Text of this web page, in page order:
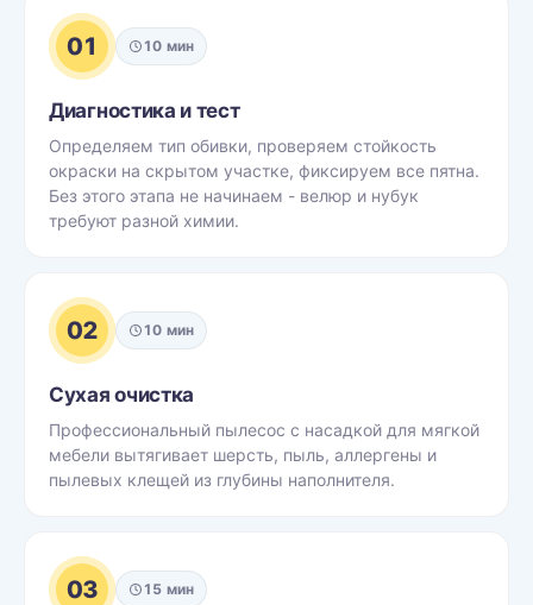
01 10 мин
Диагностика и тест
Определяем тип обивки, проверяем стойкость
окраски на скрытом участке, фиксируем все пятна.
Без этого этапа не начинаем - велюр и нубук
требуют разной химии.
02 10 мин
Сухая очистка
Профессиональный пылесос с насадкой для мягкой
мебели вытягивает шерсть, пыль, аллергены и
пылевых клещей из глубины наполнителя.
03 15 мин